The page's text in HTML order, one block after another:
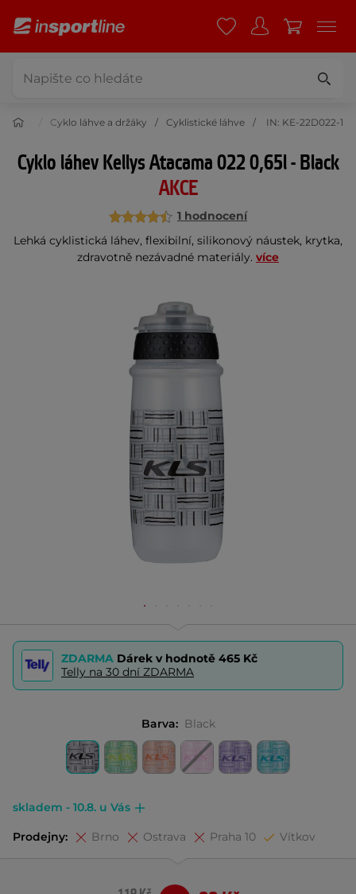
Cyklo láhve a držáky Cyklistické láhve IN: KE-22D022-1
Cyklo láhev Kellys Atacama 022 0,65l - Black
AKCE
1 hodnocení
Lehká cyklistická láhev, flexibilní, silikonový náustek, krytka,
zdravotně nezávadné materiály. více
ZDARMA Dárek v hodnotě 465 Kč
Telly na 30 dní ZDARMA
Barva: Black
skladem - 10.8. u Vás
Prodejny: Brno Ostrava Praha 10 Vítkov